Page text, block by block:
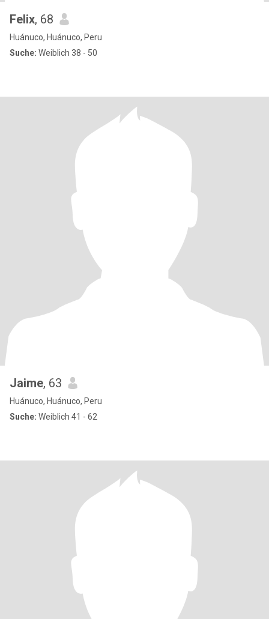
Felix, 68
Huánuco, Huánuco, Peru
Suche: Weiblich 38 - 50
Jaime, 63
Huánuco, Huánuco, Peru
Suche: Weiblich 41 - 62